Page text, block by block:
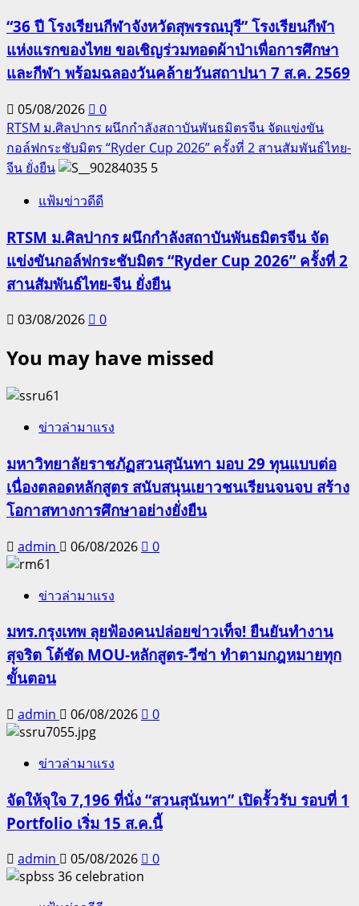
“36 ปี โรงเรียนกีฬาจังหวัดสุพรรณบุรี” โรงเรียนกีฬา
แห่งแรกของไทย ขอเชิญร่วมทอดผ้าป่าเพื่อการศึกษา
และกีฬา พร้อมฉลองวันคล้ายวันสถาปนา 7 ส.ค. 2569
05/08/2026
0
RTSM ม.ศิลปากร ผนึกกำลังสถาบันพันธมิตรจีน จัดแข่งขัน
กอล์ฟกระชับมิตร “Ryder Cup 2026” ครั้งที่ 2 สานสัมพันธ์ไทย-
จีน ยั่งยืน
5
แฟ้มข่าวดีดี
RTSM ม.ศิลปากร ผนึกกำลังสถาบันพันธมิตรจีน จัด
แข่งขันกอล์ฟกระชับมิตร “Ryder Cup 2026” ครั้งที่ 2
สานสัมพันธ์ไทย-จีน ยั่งยืน
03/08/2026 0
You may have missed
ข่าวล่ามาแรง
มหาวิทยาลัยราชภัฏสวนสุนันทา มอบ 29 ทุนแบบต่อ
เนื่องตลอดหลักสูตร สนับสนุนเยาวชนเรียนจนจบ สร้าง
โอกาสทางการศึกษาอย่างยั่งยืน
admin 06/08/2026 0
ข่าวล่ามาแรง
มทร.กรุงเทพ ลุยฟ้องคนปล่อยข่าวเท็จ! ยืนยันทำงาน
สุจริต โต้ชัด MOU-หลักสูตร-วีซ่า ทำตามกฎหมายทุก
ขั้นตอน
admin 06/08/2026 0
ข่าวล่ามาแรง
จัดให้จุใจ 7,196 ที่นั่ง “สวนสุนันทา” เปิดรั้วรับ รอบที่ 1
Portfolio เริ่ม 15 ส.ค.นี้
admin 05/08/2026 0